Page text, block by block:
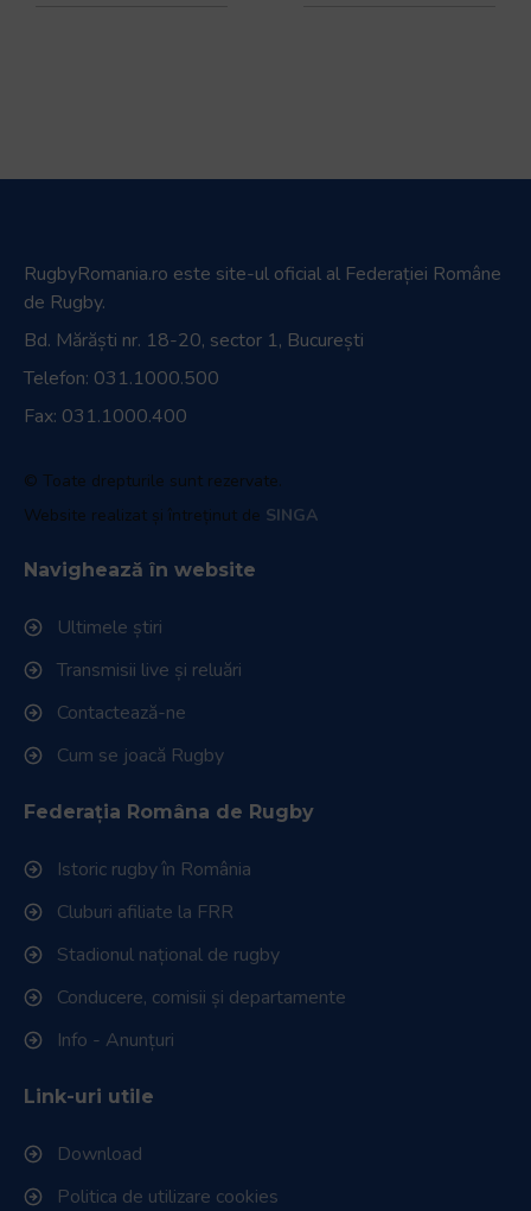
RugbyRomania.ro este site-ul oficial al Federației Române
de Rugby.
Bd. Mărăști nr. 18-20, sector 1, București
Telefon: 031.1000.500
Fax: 031.1000.400
© Toate drepturile sunt rezervate.
Website realizat și întreținut de SINGA
Navighează în website
Ultimele știri
Transmisii live și reluări
Contactează-ne
Cum se joacă Rugby
Federația Româna de Rugby
Istoric rugby în România
Cluburi afiliate la FRR
Stadionul național de rugby
Conducere, comisii și departamente
Info - Anunțuri
Link-uri utile
Download
Politica de utilizare cookies